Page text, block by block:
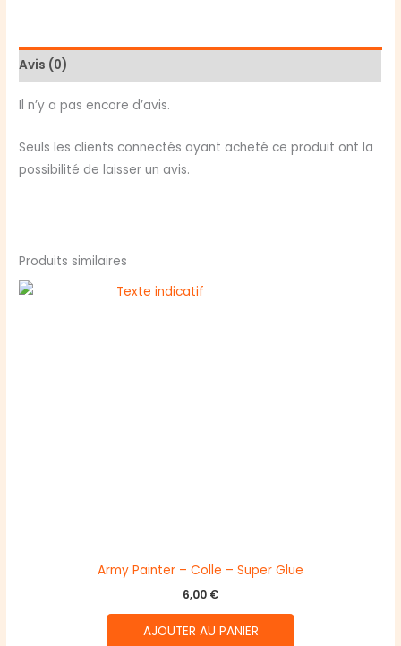
MOON
YELLOW
Avis (0)
Il n’y a pas encore d’avis.
Seuls les clients connectés ayant acheté ce produit ont la
possibilité de laisser un avis.
Produits similaires
Army Painter – Colle – Super Glue
6,00 €
AJOUTER AU PANIER